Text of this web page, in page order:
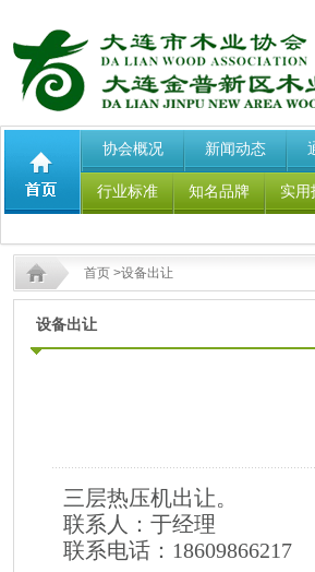
协会概况 新闻动态
行业标准 知名品牌 实用
首页 >设备出让
设备出让
三层热压机出让。
联系人：于经理
联系电话：18609866217